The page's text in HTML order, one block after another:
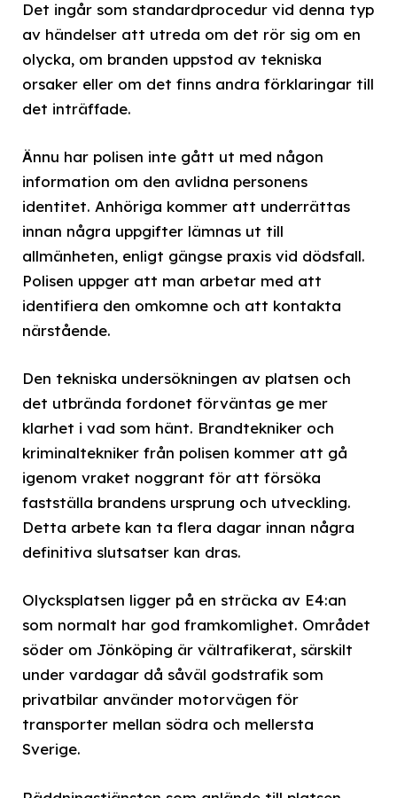
Det ingår som standardprocedur vid denna typ
av händelser att utreda om det rör sig om en
olycka, om branden uppstod av tekniska
orsaker eller om det finns andra förklaringar till
det inträffade.
Ännu har polisen inte gått ut med någon
information om den avlidna personens
identitet. Anhöriga kommer att underrättas
innan några uppgifter lämnas ut till
allmänheten, enligt gängse praxis vid dödsfall.
Polisen uppger att man arbetar med att
identifiera den omkomne och att kontakta
närstående.
Den tekniska undersökningen av platsen och
det utbrända fordonet förväntas ge mer
klarhet i vad som hänt. Brandtekniker och
kriminaltekniker från polisen kommer att gå
igenom vraket noggrant för att försöka
fastställa brandens ursprung och utveckling.
Detta arbete kan ta flera dagar innan några
definitiva slutsatser kan dras.
Olycksplatsen ligger på en sträcka av E4:an
som normalt har god framkomlighet. Området
söder om Jönköping är vältrafikerat, särskilt
under vardagar då såväl godstrafik som
privatbilar använder motorvägen för
transporter mellan södra och mellersta
Sverige.